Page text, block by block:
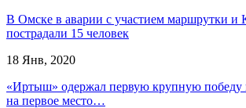
В Омске в аварии с участием маршрутки и
пострадали 15 человек
18 Янв, 2020
«Иртыш» одержал первую крупную победу
на первое место…